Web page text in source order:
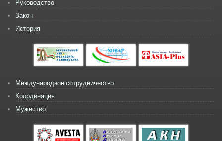
Руководство
Закон
История
Международное сотрудничество
Координация
Мужество